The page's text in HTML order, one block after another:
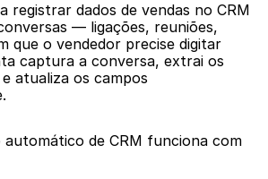
registrar dados de vendas no CRM
— ligações, reuniões,
que o vendedor precise digitar
captura a conversa, extrai os
atualiza os campos
de CRM funciona com